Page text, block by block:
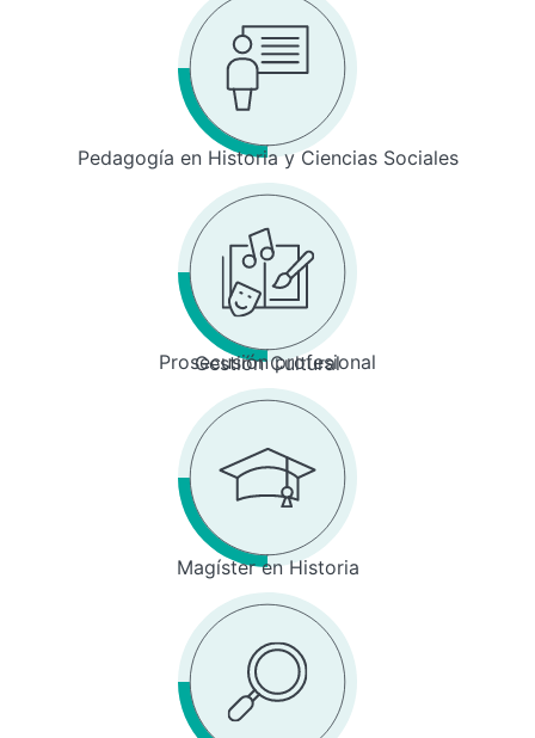
Pedagogía en Historia y Ciencias Sociales
Prosecusión profesional
Gestión Cultural
Magíster en Historia